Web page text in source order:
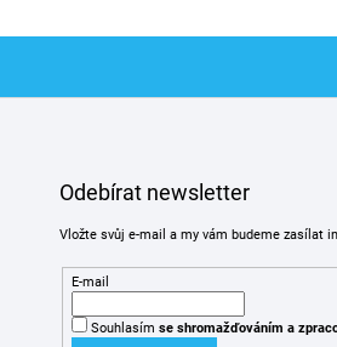
Odebírat newsletter
Vložte svůj e-mail a my vám budeme zasílat
E-mail
Souhlasím se shromažďováním a